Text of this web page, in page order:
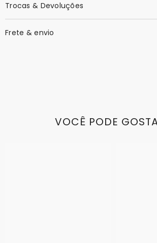
Trocas & Devoluções
Frete & envio
VOCÊ PODE